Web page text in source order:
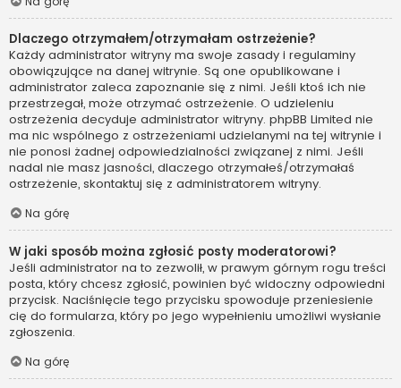
Dlaczego otrzymałem/otrzymałam ostrzeżenie?
Każdy administrator witryny ma swoje zasady i regulaminy
obowiązujące na danej witrynie. Są one opublikowane i
administrator zaleca zapoznanie się z nimi. Jeśli ktoś ich nie
przestrzegał, może otrzymać ostrzeżenie. O udzieleniu
ostrzeżenia decyduje administrator witryny. phpBB Limited nie
ma nic wspólnego z ostrzeżeniami udzielanymi na tej witrynie i
nie ponosi żadnej odpowiedzialności związanej z nimi. Jeśli
nadal nie masz jasności, dlaczego otrzymałeś/otrzymałaś
ostrzeżenie, skontaktuj się z administratorem witryny.
Na górę
W jaki sposób można zgłosić posty moderatorowi?
Jeśli administrator na to zezwolił, w prawym górnym rogu treści
posta, który chcesz zgłosić, powinien być widoczny odpowiedni
przycisk. Naciśnięcie tego przycisku spowoduje przeniesienie
cię do formularza, który po jego wypełnieniu umożliwi wysłanie
zgłoszenia.
Na górę